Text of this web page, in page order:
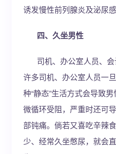
诱发慢性前列腺炎及泌尿感
四、久坐男性
司机、办公室人员、会
许多司机、办公室人员一
种“静态”生活方式会导致
微循环受阻，严重时还可
部钝痛。倘若又喜吃辛辣
少、经常久坐憋尿，就会